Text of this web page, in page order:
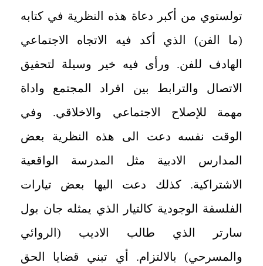
تولستوي من أكبر دعاة هذه النظرية في كتابه
(ما الفن) الذي أكد فيه الاتجاه الاجتماعي
الهادف للفن. ورأى فيه خير وسيلة لتحقيق
الاتصال والترابط بين افراد المجتمع واداة
مهمة للإصلاح الاجتماعي والاخلاقي. وفي
الوقت نفسه دعت الى هذه النظرية بعض
المدارس الادبية مثل المدرسة الواقعية
الاشتراكية. كذلك دعت اليها بعض تيارات
الفلسفة الوجودية كالتيار الذي يمثله جان بول
سارتر الذي طالب الاديب (الروائي
والمسرحي) بالالتزام. أي تبني قضايا الحق